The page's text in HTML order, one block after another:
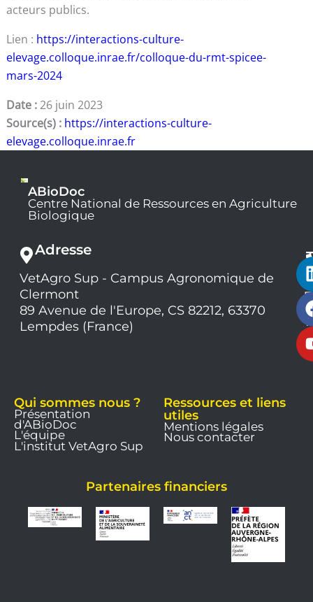
acteurs publics.
Lien : https://interactions-culture-
elevage.colloque.inrae.fr/colloque-du-rmt-spicee-
mars-2024
Date :26 juin 2023
Source(s) : https://interactions-culture-
elevage.colloque.inrae.fr
ABioDoc
Centre National de Ressources en Agriculture
Biologique
Adresse
VetAgro Sup - Campus Agronomique de
Clermont
89 Avenue de l'Europe, CS 82212, 63370
Lempdes (France)
Qui sommes nous ?
Présentation
d'ABioDoc
L'équipe
L'institut VetAgro Sup
Ressources et liens
utiles
Mentions légales
Nous contacter
Partenaires financiers